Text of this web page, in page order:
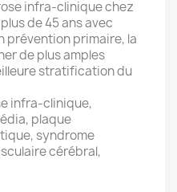
infra-clinique chez
de 45 ans avec
prévention primaire, la
de plus amples
stratification du
infra-clinique,
plaque
syndrome
cérébral,